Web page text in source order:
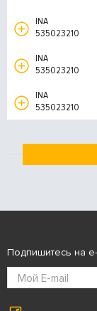
INA
535023210
INA
535023210
INA
535023210
Подпишитесь на